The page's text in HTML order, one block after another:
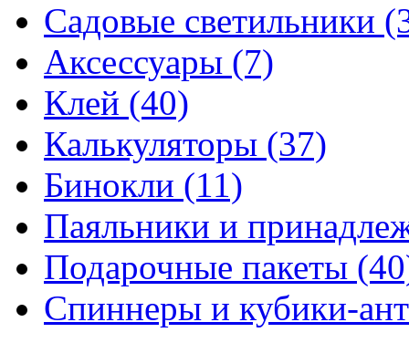
Садовые светильники
Аксессуары (7)
Клей (40)
Калькуляторы (37)
Бинокли (11)
Паяльники и
Подарочные пакеты
Спиннеры и кубики-